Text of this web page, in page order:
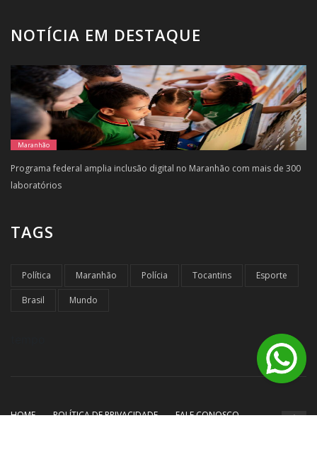
NOTÍCIA EM DESTAQUE
Maranhão
Programa federal amplia inclusão digital no Maranhão com mais de 300
laboratórios
TAGS
Política Maranhão Polícia Tocantins Esporte
Brasil Mundo
HOME POLÍTICA DE PRIVACIDADE
FALE CONOSCO